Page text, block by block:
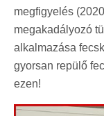
megfigyelés
megakadályozó
alkalmazása
gyorsan repülő
ezen!